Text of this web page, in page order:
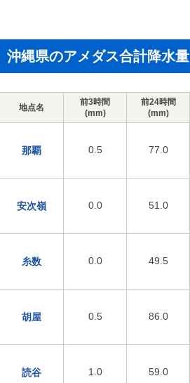
沖縄県のアメダス合計降水量
地点名
前3時間
(mm)
前24時間
(mm)
那覇 0.5 77.0
安次嶺 0.0 51.0
糸数 0.0 49.5
胡屋 0.5 86.0
読谷 1.0 59.0